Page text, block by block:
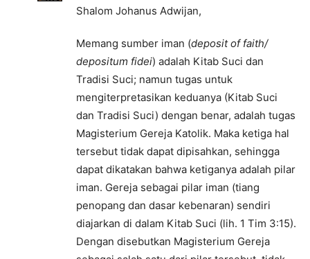
Shalom Johanus Adwijan,
Memang sumber iman (deposit of faith/
depositum fidei) adalah Kitab Suci dan
Tradisi Suci; namun tugas untuk
mengiterpretasikan keduanya (Kitab Suci
dan Tradisi Suci) dengan benar, adalah tugas
Magisterium Gereja Katolik. Maka ketiga hal
tersebut tidak dapat dipisahkan, sehingga
dapat dikatakan bahwa ketiganya adalah pilar
iman. Gereja sebagai pilar iman (tiang
penopang dan dasar kebenaran) sendiri
diajarkan di dalam Kitab Suci (lih. 1 Tim 3:15).
Dengan disebutkan Magisterium Gereja